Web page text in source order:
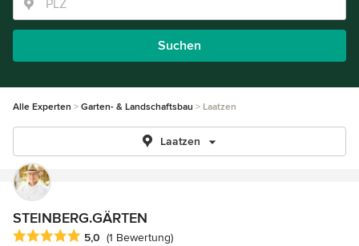
Suchen
Alle Experten Garten- & Landschaftsbau Laatzen
Laatzen
STEINBERG.GÄRTEN
Durchschnittliche Bewertung: 5 von 5 Sternen
5,0 (1 Bewertung)